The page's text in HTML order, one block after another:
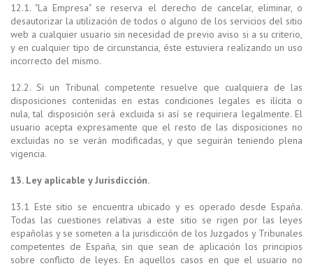
12.1. "La Empresa" se reserva el derecho de cancelar, eliminar, o
desautorizar la utilización de todos o alguno de los servicios del sitio
web a cualquier usuario sin necesidad de previo aviso si a su criterio,
y en cualquier tipo de circunstancia, éste estuviera realizando un uso
incorrecto del mismo.
12.2. Si un Tribunal competente resuelve que cualquiera de las
disposiciones contenidas en estas condiciones legales es ilícita o
nula, tal disposición será excluida si así se requiriera legalmente. El
usuario acepta expresamente que el resto de las disposiciones no
excluidas no se verán modificadas, y que seguirán teniendo plena
vigencia.
13. Ley aplicable y Jurisdicción.
13.1 Este sitio se encuentra ubicado y es operado desde España.
Todas las cuestiones relativas a este sitio se rigen por las leyes
españolas y se someten a la jurisdicción de los Juzgados y Tribunales
competentes de España, sin que sean de aplicación los principios
sobre conflicto de leyes. En aquellos casos en que el usuario no